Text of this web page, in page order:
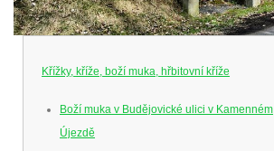
Křížky, kříže, boží muka, hřbitovní kříže
Boží muka v Budějovické ulici v Kamenném
Újezdě